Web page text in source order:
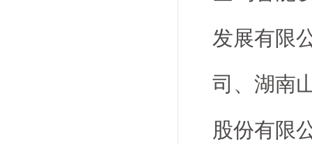
发展有限
司、湖南
股份有限